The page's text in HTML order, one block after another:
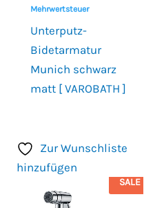
Mehrwertsteuer
Unterputz-
Bidetarmatur
Munich schwarz
matt [ VAROBATH ]
Zur Wunschliste
hinzufügen
SALE